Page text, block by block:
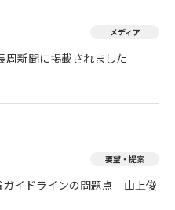
メディア
周新聞に掲載されました
要望・提案
ガイドラインの問題点 山上俊